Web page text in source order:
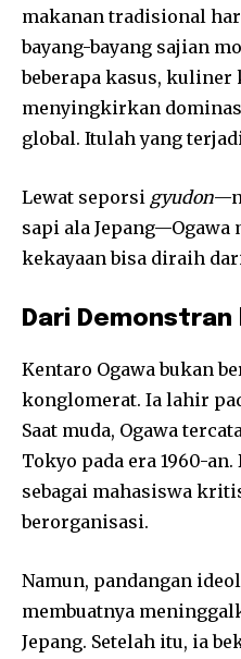
makanan tradisional
bayang-bayang sajian
beberapa kasus,
menyingkirkan
global. Itulah yang
Lewat seporsi gyudon
sapi ala Jepang—Ogawa
kekayaan bisa diraih
Dari Demonstran
Kentaro Ogawa bukan
konglomerat. Ia lahir
Saat muda, Ogawa
Tokyo pada era 1960-
sebagai mahasiswa
berorganisasi.
Namun, pandangan
membuatnya
Jepang. Setelah itu, ia